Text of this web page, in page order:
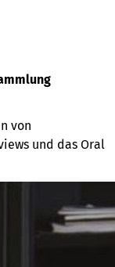
von
und das Oral